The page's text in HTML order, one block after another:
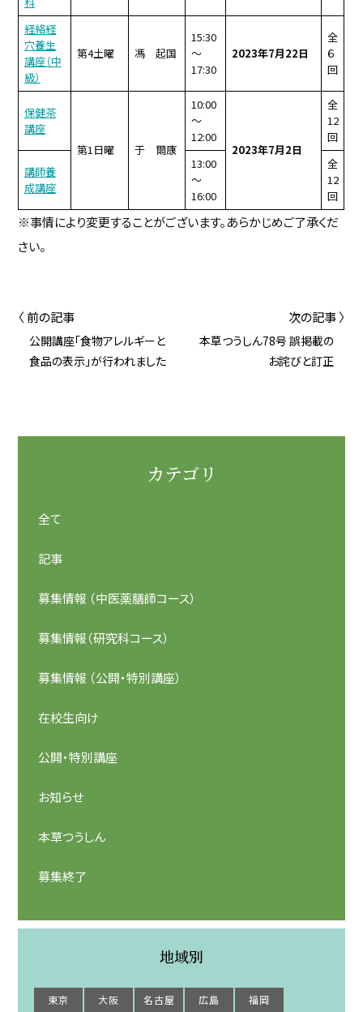
経絡経
穴養生
講座（中
級）
第4土曜 馮 起国
15:30
～
17:30
2023年7月22日
全
６
回
保健茶
講座
第1日曜
于 爾康
10:00
～
12:00
2023年7月2日
全
12
回
講師養
成講座
13:00
～
16:00
全
12
回
※事情により変更することがございます。あらかじめご了承くだ
さい。
〈 前の記事
公開講座「食物アレルギーと
食品の表示」が行われました
次の記事 〉
本草つうしん78号 誤掲載の
お詫びと訂正
カテゴリ
全て
記事
募集情報 （中医薬膳師コース）
募集情報（研究科コース）
募集情報 （公開・特別講座）
在校生向け
公開・特別講座
お知らせ
本草つうしん
募集終了
地域別
東京 大阪 名古屋 広島 福岡